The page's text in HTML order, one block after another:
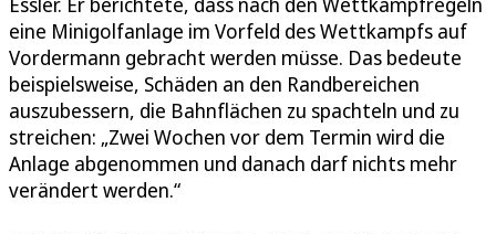
eine Minigolfanlage im Vorfeld des Wettkampfs auf
Vordermann gebracht werden müsse. Das bedeute
beispielsweise, Schäden an den Randbereichen
auszubessern, die Bahnflächen zu spachteln und zu
streichen: „Zwei Wochen vor dem Termin wird die
Anlage abgenommen und danach darf nichts mehr
verändert werden.“